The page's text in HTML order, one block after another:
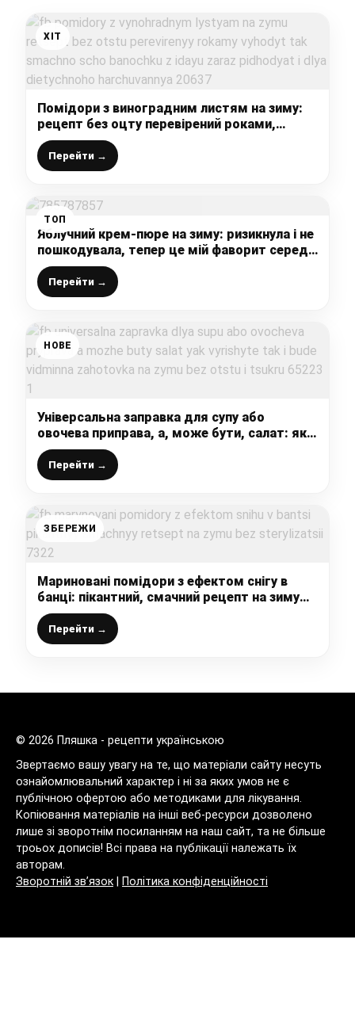
ХІТ
Помідори з виноградним листям на зиму:
рецепт без оцту перевірений роками,
виходить так смачно, що баночку з’їдаю
зараз, підходять і для дієтичного
харчування⠀
Перейти →
ТОП
Яблучний крем-пюре на зиму: ризикнула і не
пошкодувала, тепер це мій фаворит серед
закруток із яблук
Перейти →
НОВЕ
Універсальна заправка для супу або
овочева приправа, а, може бути, салат: як
вирішите – так і буде, відмінна заготовка
на зиму без оцту і цукру
Перейти →
ЗБЕРЕЖИ
Мариновані помідори з ефектом снігу в
банці: пікантний, смачний рецепт на зиму
без стерилізації
Перейти →
© 2026 Пляшка - рецепти українською
Звертаємо вашу увагу на те, що матеріали сайту несуть
ознайомлювальний характер і ні за яких умов не є
публічною офертою або методиками для лікування.
Копіювання матеріалів на інші веб-ресурси дозволено
лише зі зворотнім посиланням на наш сайт, та не більше
троьох дописів! Всі права на публікації належать їх
авторам.
Зворотній зв’язок
Політика конфіденційності